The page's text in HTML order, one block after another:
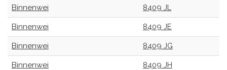
Binnenwei 8409 JL
Binnenwei 8409 JE
Binnenwei 8409 JG
Binnenwei 8409 JH